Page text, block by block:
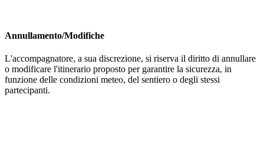
Annullamento/Modifiche
L'accompagnatore, a sua discrezione, si riserva il diritto di annullare
o modificare l'itinerario proposto per garantire la sicurezza, in
funzione delle condizioni meteo, del sentiero o degli stessi
partecipanti.